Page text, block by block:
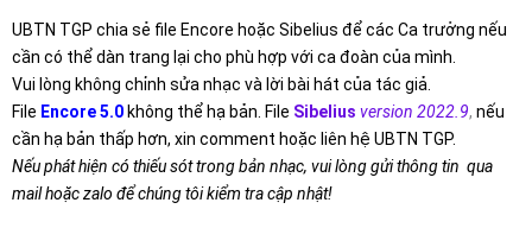
UBTN TGP chia sẻ file Encore hoặc Sibelius để các Ca trưởng nếu
cần có thể dàn trang lại cho phù hợp với ca đoàn của mình.
Vui lòng không chỉnh sửa nhạc và lời bài hát của tác giả.
File Encore 5.0 không thể hạ bản. File Sibelius version 2022.9, nếu
cần hạ bản thấp hơn, xin comment hoặc liên hệ UBTN TGP.
Nếu phát hiện có thiếu sót trong bản nhạc, vui lòng gửi thông tin qua
mail hoặc zalo để chúng tôi kiểm tra cập nhật!